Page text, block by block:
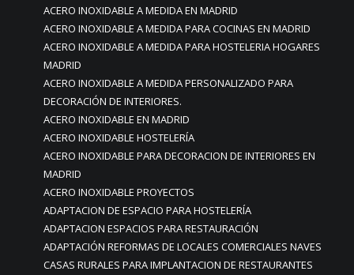
ACERO INOXIDABLE A MEDIDA EN MADRID
ACERO INOXIDABLE A MEDIDA PARA COCINAS EN MADRID
ACERO INOXIDABLE A MEDIDA PARA HOSTELERIA HOGARES
MADRID
ACERO INOXIDABLE A MEDIDA PERSONALIZADO PARA
DECORACIÓN DE INTERIORES.
ACERO INOXIDABLE EN MADRID
ACERO INOXIDABLE HOSTELERÍA
ACERO INOXIDABLE PARA DECORACION DE INTERIORES EN
MADRID
ACERO INOXIDABLE PROYECTOS
ADAPTACION DE ESPACIO PARA HOSTELERÍA
ADAPTACION ESPACIOS PARA RESTAURACIÓN
ADAPTACIÓN REFORMAS DE LOCALES COMERCIALES NAVES
CASAS RURALES PARA IMPLANTACION DE RESTAURANTES